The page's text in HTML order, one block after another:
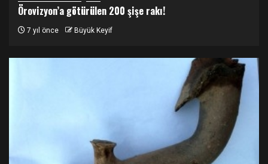
Örovizyon’a götürülen 200 şişe rakı!
7 yıl önce Büyük Keyif